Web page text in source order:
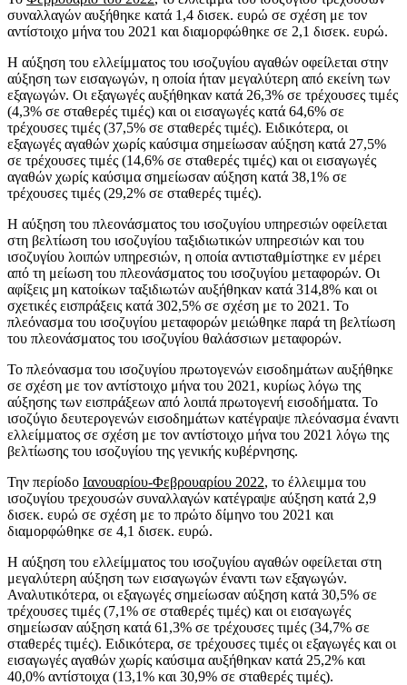
συναλλαγών αυξήθηκε κατά 1,4 δισεκ. ευρώ σε σχέση με τον
αντίστοιχο μήνα του 2021 και διαμορφώθηκε σε 2,1 δισεκ. ευρώ.
Η αύξηση του ελλείμματος του ισοζυγίου αγαθών οφείλεται στην
αύξηση των εισαγωγών, η οποία ήταν μεγαλύτερη από εκείνη των
εξαγωγών. Οι εξαγωγές αυξήθηκαν κατά 26,3% σε τρέχουσες τιμές
(4,3% σε σταθερές τιμές) και οι εισαγωγές κατά 64,6% σε
τρέχουσες τιμές (37,5% σε σταθερές τιμές). Ειδικότερα, οι
εξαγωγές αγαθών χωρίς καύσιμα σημείωσαν αύξηση κατά 27,5%
σε τρέχουσες τιμές (14,6% σε σταθερές τιμές) και οι εισαγωγές
αγαθών χωρίς καύσιμα σημείωσαν αύξηση κατά 38,1% σε
τρέχουσες τιμές (29,2% σε σταθερές τιμές).
Η αύξηση του πλεονάσματος του ισοζυγίου υπηρεσιών οφείλεται
στη βελτίωση του ισοζυγίου ταξιδιωτικών υπηρεσιών και του
ισοζυγίου λοιπών υπηρεσιών, η οποία αντισταθμίστηκε εν μέρει
από τη μείωση του πλεονάσματος του ισοζυγίου μεταφορών. Οι
αφίξεις μη κατοίκων ταξιδιωτών αυξήθηκαν κατά 314,8% και οι
σχετικές εισπράξεις κατά 302,5% σε σχέση με το 2021. Το
πλεόνασμα του ισοζυγίου μεταφορών μειώθηκε παρά τη βελτίωση
του πλεονάσματος του ισοζυγίου θαλάσσιων μεταφορών.
Το πλεόνασμα του ισοζυγίου πρωτογενών εισοδημάτων αυξήθηκε
σε σχέση με τον αντίστοιχο μήνα του 2021, κυρίως λόγω της
αύξησης των εισπράξεων από λοιπά πρωτογενή εισοδήματα. Το
ισοζύγιο δευτερογενών εισοδημάτων κατέγραψε πλεόνασμα έναντι
ελλείμματος σε σχέση με τον αντίστοιχο μήνα του 2021 λόγω της
βελτίωσης του ισοζυγίου της γενικής κυβέρνησης.
Την περίοδο Ιανουαρίου-Φεβρουαρίου 2022, το έλλειμμα του
ισοζυγίου τρεχουσών συναλλαγών κατέγραψε αύξηση κατά 2,9
δισεκ. ευρώ σε σχέση με το πρώτο δίμηνο του 2021 και
διαμορφώθηκε σε 4,1 δισεκ. ευρώ.
Η αύξηση του ελλείμματος του ισοζυγίου αγαθών οφείλεται στη
μεγαλύτερη αύξηση των εισαγωγών έναντι των εξαγωγών.
Αναλυτικότερα, οι εξαγωγές σημείωσαν αύξηση κατά 30,5% σε
τρέχουσες τιμές (7,1% σε σταθερές τιμές) και οι εισαγωγές
σημείωσαν αύξηση κατά 61,3% σε τρέχουσες τιμές (34,7% σε
σταθερές τιμές). Ειδικότερα, σε τρέχουσες τιμές οι εξαγωγές και οι
εισαγωγές αγαθών χωρίς καύσιμα αυξήθηκαν κατά 25,2% και
40,0% αντίστοιχα (13,1% και 30,9% σε σταθερές τιμές).